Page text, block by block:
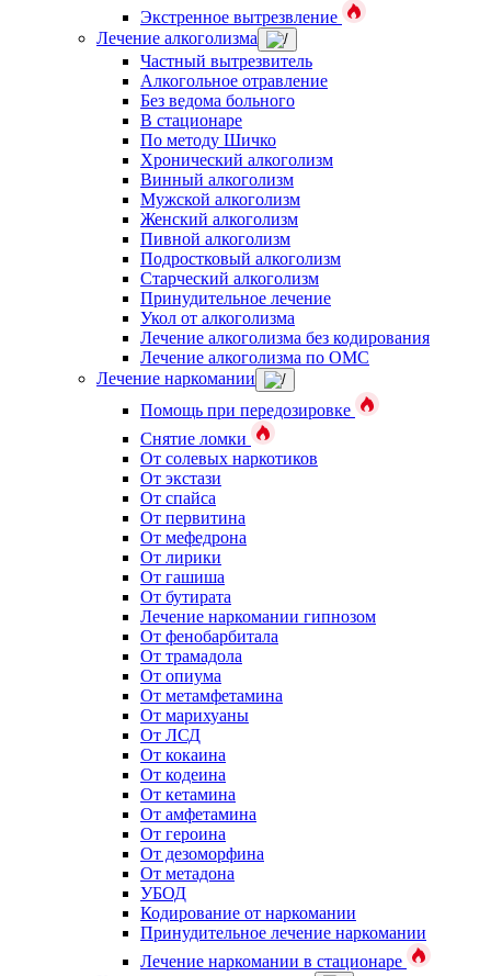
Экстренное вытрезвление
Лечение алкоголизма
Частный вытрезвитель
Алкогольное отравление
Без ведома больного
В стационаре
По методу Шичко
Хронический алкоголизм
Винный алкоголизм
Мужской алкоголизм
Женский алкоголизм
Пивной алкоголизм
Подростковый алкоголизм
Старческий алкоголизм
Принудительное лечение
Укол от алкоголизма
Лечение алкоголизма без кодирования
Лечение алкоголизма по ОМС
Лечение наркомании
Помощь при передозировке
Снятие ломки
От солевых наркотиков
От экстази
От спайса
От первитина
От мефедрона
От лирики
От гашиша
От бутирата
Лечение наркомании гипнозом
От фенобарбитала
От трамадола
От опиума
От метамфетамина
От марихуаны
От ЛСД
От кокаина
От кодеина
От кетамина
От амфетамина
От героина
От дезоморфина
От метадона
УБОД
Кодирование от наркомании
Принудительное лечение наркомании
Лечение наркомании в стационаре